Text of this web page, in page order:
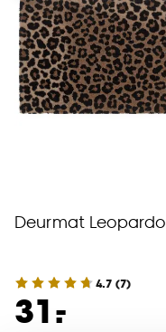
Deurmat Leopardo
4.7 (7)
31.
-